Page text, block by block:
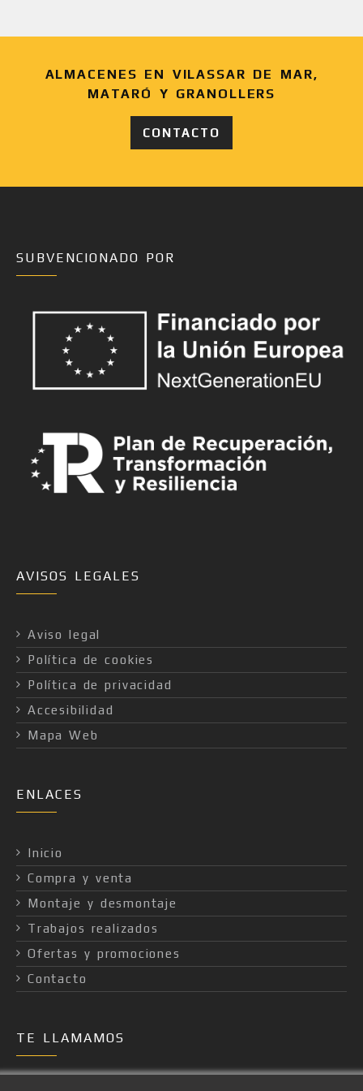
ALMACENES EN VILASSAR DE MAR,
MATARÓ Y GRANOLLERS
CONTACTO
SUBVENCIONADO POR
AVISOS LEGALES
Aviso legal
Política de cookies
Política de privacidad
Accesibilidad
Mapa Web
ENLACES
Inicio
Compra y venta
Montaje y desmontaje
Trabajos realizados
Ofertas y promociones
Contacto
TE LLAMAMOS